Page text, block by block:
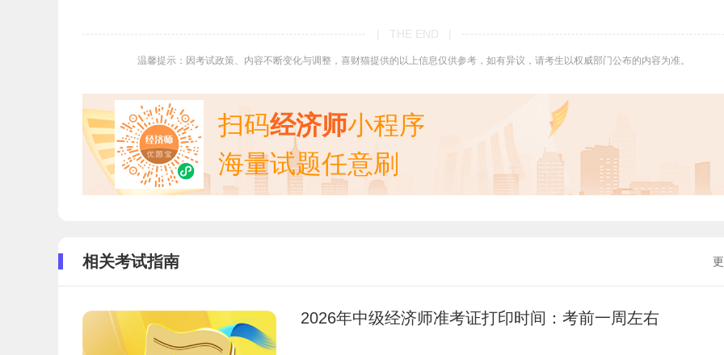
| THE END |
温馨提示：因考试政策、内容不断变化与调整，喜财猫提供的以上信息仅供参考，如有异议，请考生以权威部门公布的内容为准。
扫码经济师小程序
海量试题任意刷
相关考试指南
2026年中级经济师准考证打印时间：考前一周左右